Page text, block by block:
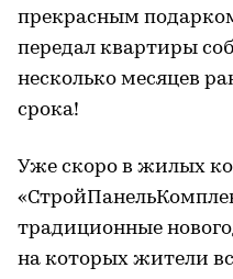
прекрасным
передал квартиры
несколько месяцев
срока!
Уже скоро в жилых
традиционные
на которых жители